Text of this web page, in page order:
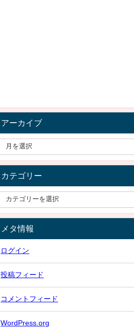
アーカイブ
カテゴリー
メタ情報
ログイン
投稿フィード
コメントフィード
WordPress.org